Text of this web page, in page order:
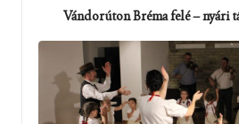
Vándorúton Bréma felé – nyári